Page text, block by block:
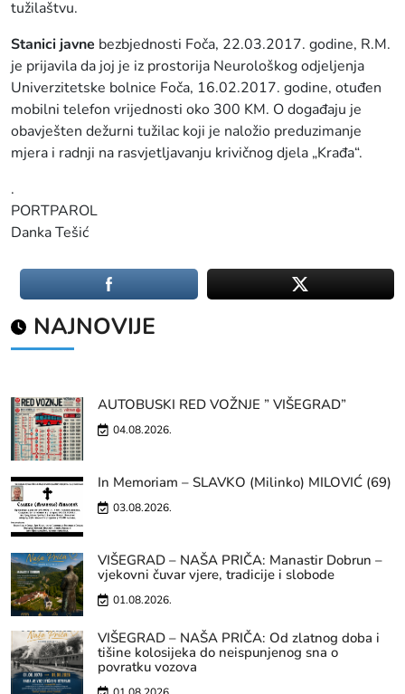
tužilaštvu.
Stanici javne bezbjednosti Foča, 22.03.2017. godine, R.M.
je prijavila da joj je iz prostorija Neurološkog odjeljenja
Univerzitetske bolnice Foča, 16.02.2017. godine, otuđen
mobilni telefon vrijednosti oko 300 KM. O događaju je
obavješten dežurni tužilac koji je naložio preduzimanje
mjera i radnji na rasvjetljavanju krivičnog djela „Krađa“.
.
PORTPAROL
Danka Tešić
NAJNOVIJE
AUTOBUSKI RED VOŽNJE ” VIŠEGRAD”
04.08.2026.
In Memoriam – SLAVKO (Milinko) MILOVIĆ (69)
03.08.2026.
VIŠEGRAD – NAŠA PRIČA: Manastir Dobrun –
vjekovni čuvar vjere, tradicije i slobode
01.08.2026.
VIŠEGRAD – NAŠA PRIČA: Od zlatnog doba i
tišine kolosijeka do neispunjenog sna o
povratku vozova